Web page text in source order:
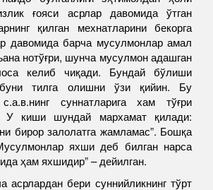
ғояси асрлар давомида ўтган
қилган мехнатларини бекорга
давомида барча мусулмонлар амал
нотўғри, шунча мусулмон адашган
келиб чиқади. Бундай бўлиши
тилга олишни ўзи қийин. Бу
суннатларига хам тўғри
У киши шундай мархамат қилади:
бирор залолатга жамламас”. Бошқа
яхши деб билган нарса
ҳам яхшидир” – дейилган.
асрлардан бери суннийликнинг тўрт